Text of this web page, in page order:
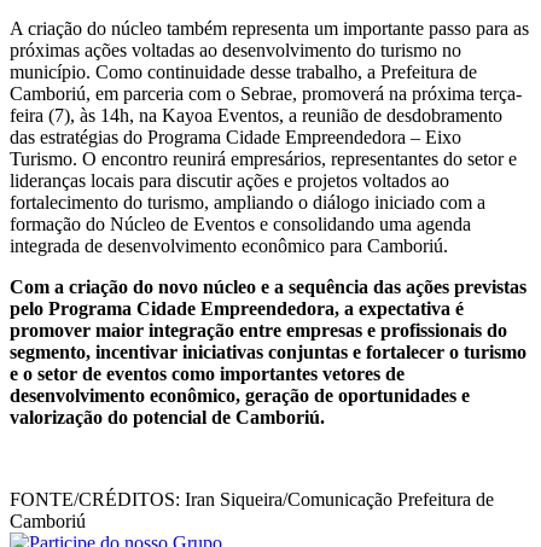
A criação do núcleo também representa um importante passo para as
próximas ações voltadas ao desenvolvimento do turismo no
município. Como continuidade desse trabalho, a Prefeitura de
Camboriú, em parceria com o Sebrae, promoverá na próxima terça-
feira (7), às 14h, na Kayoa Eventos, a reunião de desdobramento
das estratégias do Programa Cidade Empreendedora – Eixo
Turismo. O encontro reunirá empresários, representantes do setor e
lideranças locais para discutir ações e projetos voltados ao
fortalecimento do turismo, ampliando o diálogo iniciado com a
formação do Núcleo de Eventos e consolidando uma agenda
integrada de desenvolvimento econômico para Camboriú.
Com a criação do novo núcleo e a sequência das ações previstas
pelo Programa Cidade Empreendedora, a expectativa é
promover maior integração entre empresas e profissionais do
segmento, incentivar iniciativas conjuntas e fortalecer o turismo
e o setor de eventos como importantes vetores de
desenvolvimento econômico, geração de oportunidades e
valorização do potencial de Camboriú.
FONTE/CRÉDITOS: Iran Siqueira/Comunicação Prefeitura de
Camboriú